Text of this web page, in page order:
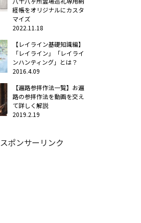
経帳をオリジナルにカスタ
マイズ
2022.11.18
【レイライン基礎知識編】
「レイライン」「レイライ
ンハンティング」とは？
2016.4.09
【遍路参拝作法一覧】お遍
路の参拝作法を動画を交え
て詳しく解説
2019.2.19
スポンサーリンク